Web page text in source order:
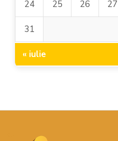
24 25 26 27
31
« iulie